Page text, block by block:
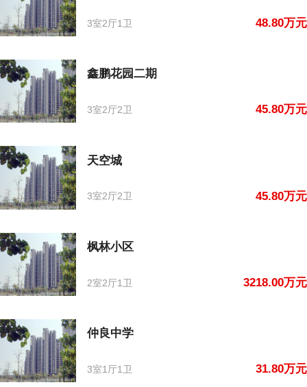
3室2厅1卫 48.80万元
鑫鹏花园二期
3室2厅2卫 45.80万元
天空城
3室2厅2卫 45.80万元
枫林小区
2室2厅1卫 3218.00万元
仲良中学
3室1厅1卫 31.80万元